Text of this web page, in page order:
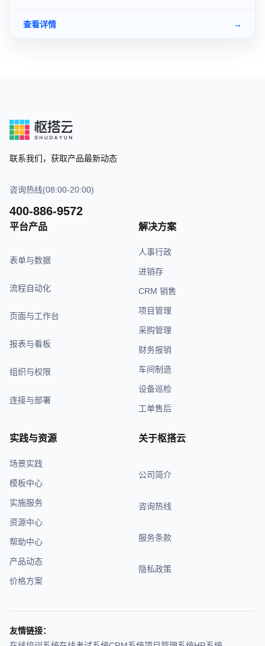
查看详情 →
联系我们，获取产品最新动态
咨询热线(08:00-20:00)
400-886-9572
平台产品
表单与数据
流程自动化
页面与工作台
报表与看板
组织与权限
连接与部署
解决方案
人事行政
进销存
CRM 销售
项目管理
采购管理
财务报销
车间制造
设备巡检
工单售后
实践与资源
场景实践
模板中心
实施服务
资源中心
帮助中心
产品动态
价格方案
关于枢搭云
公司简介
咨询热线
服务条款
隐私政策
友情链接：